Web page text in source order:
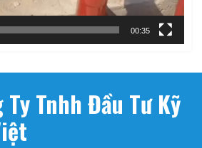
00:35
Ty Tnhh Đầu Tư Kỹ